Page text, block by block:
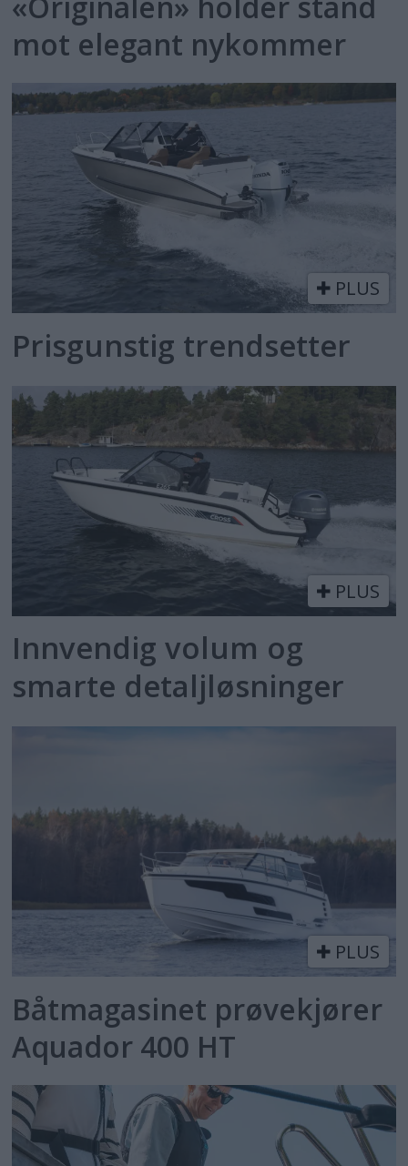
mot elegant nykommer
PLUS
Prisgunstig trendsetter
PLUS
Innvendig volum og
smarte detaljløsninger
PLUS
Båtmagasinet prøvekjører
Aquador 400 HT